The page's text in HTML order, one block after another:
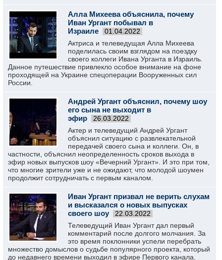
Алла Михеева объяснила, почему
Иван Ургант побывал в
Израиле
01.04.2022
Актриса и телеведущая Алла Михеева
поделилась своим взглядом на поездку
своего коллеги Ивана Урганта в Израиль.
Данное путешествие привлекло особое внимание на фоне
проходящей на Украине спецоперации Вооруженных сил
России.
Андрей Ургант объяснил, почему шоу
его сына не выходит в
эфир
26.03.2022
Актер и телеведущий Андрей Ургант
объяснил ситуацию с развлекательной
передачей своего сына и коллеги. Он, в
частности, объяснил неопределенность сроков выхода в
эфир новых выпусков шоу «Вечерний Ургант». И это при том,
что многие зрители уже и не ожидают, что молодой шоумен
продолжит сотрудничать с первым каналом.
Иван Ургант призвал не верить слухам
и высказался о новых выпусках
своего шоу
22.03.2022
Телеведущий Иван Ургант дал первый
комментарий после долгого молчания. За
это время поклонники успели перебрать
множество домыслов о судьбе популярного проекта, который
до недавнего времени выходил в эфире Первого канала.